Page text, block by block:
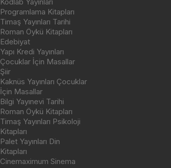
Programlama Kitapları
Timaş Yayınları Tarihi
Roman Öykü Kitapları
Edebiyat
Yapı Kredi Yayınları
Çocuklar İçin Masallar
Şiir
Kaknüs Yayınları Çocuklar
İçin Masallar
Bilgi Yayınevi Tarihi
Roman Öykü Kitapları
Timaş Yayınları Psikoloji
Kitapları
Palet Yayınları Din
Kitapları
Cinemaximum Sinema